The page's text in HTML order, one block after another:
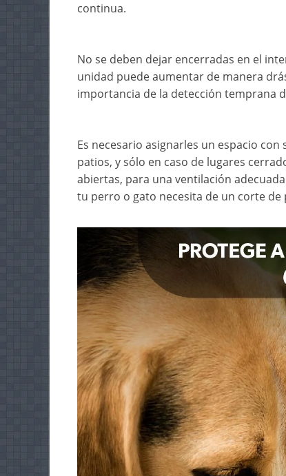
continua.
No se deben dejar encerradas en el
unidad puede aumentar de manera
importancia de la detección temprana
Es necesario asignarles un espacio
patios, y sólo en caso de lugares
abiertas, para una ventilación
tu perro o gato necesita de un corte de